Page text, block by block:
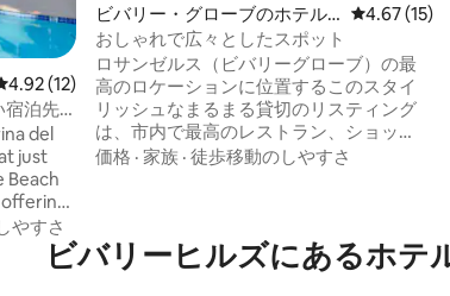
ビュー12件、5つ星中4.92つ星の平均評価
4.92 (12)
宿泊先
del
just
Beach
offering
most
やすさ
ビバリー・グローブのホテル
客室
レビュー15
4.67 (15)
おしゃれで広々としたスポット
ロサンゼルス（ビバリーグローブ）の最
高のロケーションに位置するこのスタイ
リッシュなまるまる貸切のリスティング
は、市内で最高のレストラン、ショッ
プ、エンターテイメントのオプションか
ものがすべて揃っています。 ロケーショ
ンは、The Grove、West Hollywood、
価格 · 家族 · 徒歩移動のしやすさ
ビバリーヒルズにあるホ⁠テ⁠